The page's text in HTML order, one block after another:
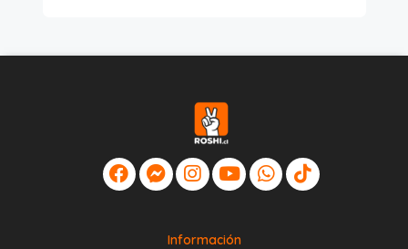
Información